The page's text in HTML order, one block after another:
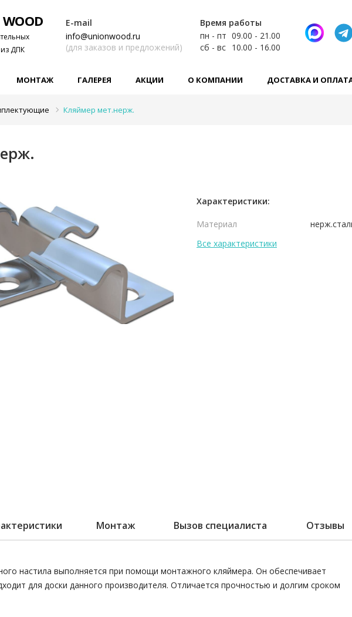
ДПК
Время работы
пн - пт 09.00 - 21.00
сб - вс 10.00 - 16.00
E-mail
info@unionwood.ru
(для заказов и предложений)
МОНТАЖ ГАЛЕРЕЯ АКЦИИ О КОМПАНИИ ДОСТАВКА И
Кляймер мет.нерж.
Характеристики:
Материал
Все характеристики
Монтаж Вызов специалиста Отзывы
настила выполняется при помощи монтажного кляймера. Он обеспечивает
для доски данного производителя. Отличается прочностью и долгим сроком